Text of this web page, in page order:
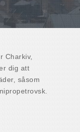
Charkiv,
dig att
såsom